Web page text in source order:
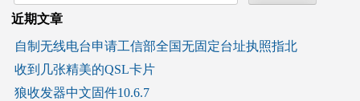
近期文章
自制无线电台申请工信部全国无固定台址执照指北
收到几张精美的QSL卡片
狼收发器中文固件10.6.7